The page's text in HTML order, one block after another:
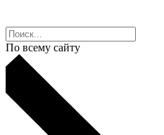
По всему сайту